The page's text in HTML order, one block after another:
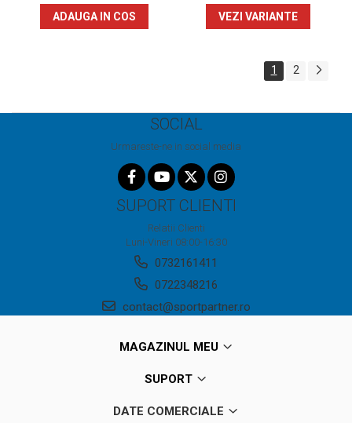
ADAUGA IN COS VEZI VARIANTE
1 2
SOCIAL
Urmareste-ne in social media
SUPORT CLIENTI
Relatii Clienti
Luni-Vineri 08:00-16:30
0732161411
0722348216
contact@sportpartner.ro
MAGAZINUL MEU
SUPORT
DATE COMERCIALE